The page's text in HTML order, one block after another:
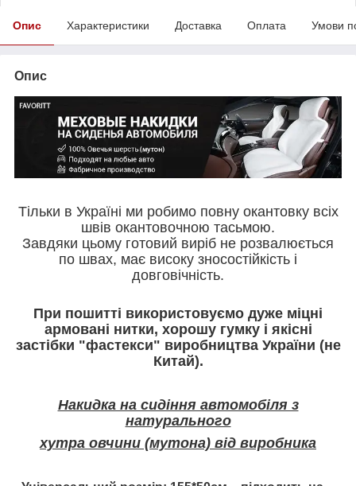
Опис Характеристики Доставка Оплата Умови
Опис
Тільки в Україні ми робимо повну окантовку всіх
швів окантовочною тасьмою.
Завдяки цьому готовий виріб не розвалюється
по швах, має високу зносостійкість і
довговічність.
При пошитті використовуємо дуже міцні
армовані нитки, хорошу гумку і якісні
застібки "фастекси" виробництва України (не
Китай).
Накидка на сидіння автомобіля з
натурального
хутра овчини (мутона) від виробника